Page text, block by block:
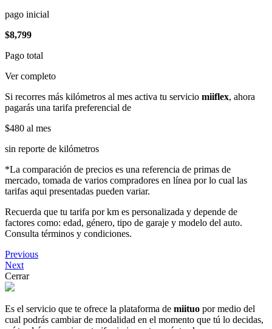
pago inicial
$8,799
Pago total
Ver completo
Si recorres más kilómetros al mes activa tu servicio miiflex, ahora
pagarás una tarifa preferencial de
$480 al mes
sin reporte de kilómetros
*La comparación de precios es una referencia de primas de
mercado, tomada de varios compradores en línea por lo cual las
tarifas aqui presentadas pueden variar.
Recuerda que tu tarifa por km es personalizada y depende de
factores como: edad, género, tipo de garaje y modelo del auto.
Consulta términos y condiciones.
Previous
Next
Cerrar
Es el servicio que te ofrece la plataforma de miituo por medio del
cual podrás cambiar de modalidad en el momento que tú lo decidas,